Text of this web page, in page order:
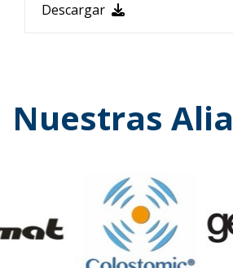
Descargar
Nuestras